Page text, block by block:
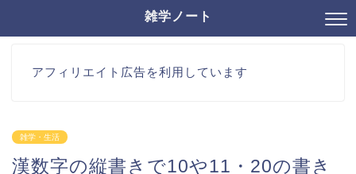
雑学ノート
アフィリエイト広告を利用しています
雑学・生活
漢数字の縦書きで10や11・20の書き